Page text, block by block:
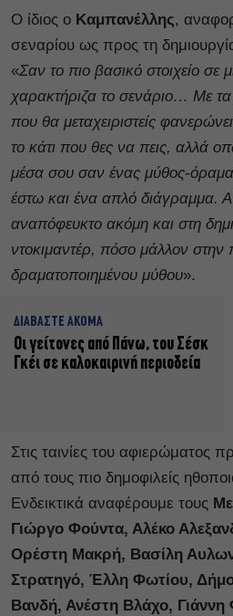
Ο ίδιος ο Καμπανέλλης,
σεναρίου ως προς τη
«Σαν το πιο βασικό στοιχείο σε
χαρακτήριζα το σενάριο… Με τα
που θα μεταχειριστείς
το κάτι που θες να πεις, αλλά
μέσα σου σαν ένας μύθος-
έστω και ένα απλό διάγραμμα.
αναπόφευκτο ακόμη και στη
ντοκιμαντέρ, πόσο μάλλον στην
δραματοποιημένου μύθου».
ΔΙΑΒΑΣΤΕ ΑΚΟΜΑ
Οι γείτονες από Πάνω, του Σέσκ
Γκέι σε καλοκαιρινή περιοδεία
Στις ταινίες του αφιερώματος
από τους πιο δημοφιλείς
Ενδεικτικά αναφέρουμε τους
Γιώργο Φούντα, Αλέκο
Ορέστη Μακρή, Βασίλη
Στρατηγό, Έλλη Φωτίου, Δήμο
Βανδή, Ανέστη Βλάχο, Γιάννη